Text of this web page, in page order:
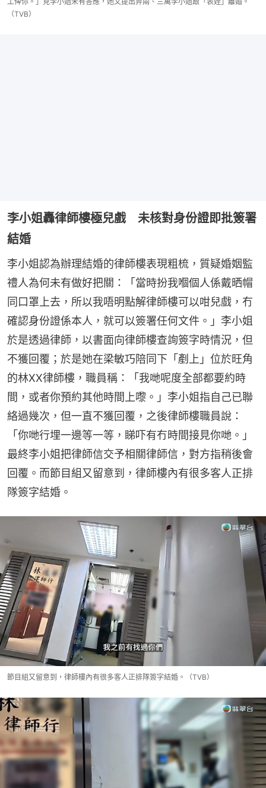
（TVB）
李小姐轟律師樓極兒戲 未核對身份證即批簽署
結婚
李小姐認為辦理結婚的律師樓表現粗梳，質疑婚姻監
禮人為何未有做好把關：「當時扮我嗰個人係戴晒帽
同口罩上去，所以我唔明點解律師樓可以咁兒戲，冇
確認身份證係本人，就可以簽署任何文件。」李小姐
於是透過律師，以書面向律師樓查詢簽字時情況，但
不獲回覆；於是她在梁敏巧陪同下「剷上」位於旺角
的林XX律師樓，職員稱：「我哋呢度全部都要約時
間，或者你預約其他時間上嚟。」李小姐指自己已聯
絡過幾次，但一直不獲回覆，之後律師樓職員說：
「你哋行埋一邊等一等，睇吓有冇時間接見你哋。」
最終李小姐把律師信交予相關律師信，對方指稍後會
回覆。而節目組又留意到，律師樓內有很多客人正排
隊簽字結婚。
節目組又留意到，律師樓內有很多客人正排隊簽字結婚。（TVB）